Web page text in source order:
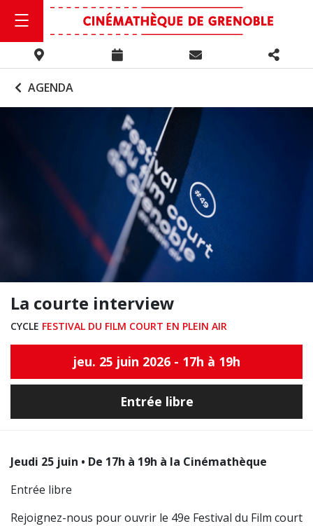
AGENDA
La courte interview
CYCLE FESTIVAL DU FILM COURT EN PLEIN AIR
jeu. 25 juin 2026 - 17h à 19h
Entrée libre
Jeudi 25 juin • De 17h à 19h à la Cinémathèque
Entrée libre
Rejoignez-nous pour ouvrir le 49e Festival du Film court